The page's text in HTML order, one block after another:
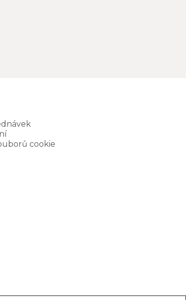
cookie